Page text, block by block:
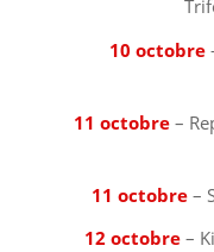
10 octobre
11 octobre–
11 octobre–
12 octobre–